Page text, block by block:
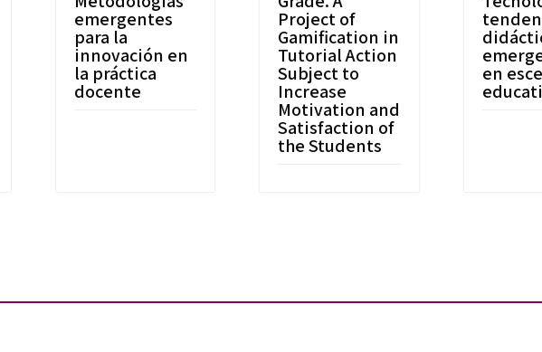
emergentes
para la
innovación en
la práctica
docente
Project of
Gamification in
Tutorial Action
Subject to
Increase
Motivation and
Satisfaction of
the Students
en